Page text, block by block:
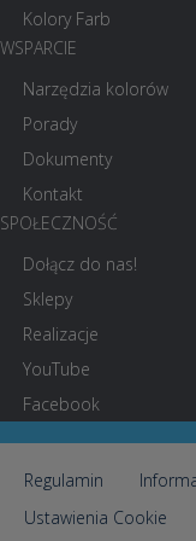
Kolory Farb
WSPARCIE
Narzędzia kolorów
Porady
Dokumenty
Kontakt
SPOŁECZNOŚĆ
Dołącz do nas!
Sklepy
Realizacje
YouTube
Facebook
Regulamin
Ustawienia Cookie